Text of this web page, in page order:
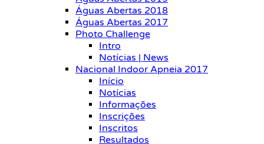
Águas Abertas 2018
Águas Abertas 2017
Photo Challenge
Intro
Notícias | News
Nacional Indoor Apneia 2017
Início
Notícias
Informações
Inscrições
Inscritos
Resultados